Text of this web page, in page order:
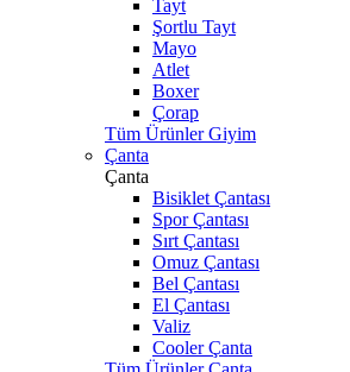
Tayt
Şortlu Tayt
Mayo
Atlet
Boxer
Çorap
Tüm Ürünler Giyim
Çanta
Çanta
Bisiklet Çantası
Spor Çantası
Sırt Çantası
Omuz Çantası
Bel Çantası
El Çantası
Valiz
Cooler Çanta